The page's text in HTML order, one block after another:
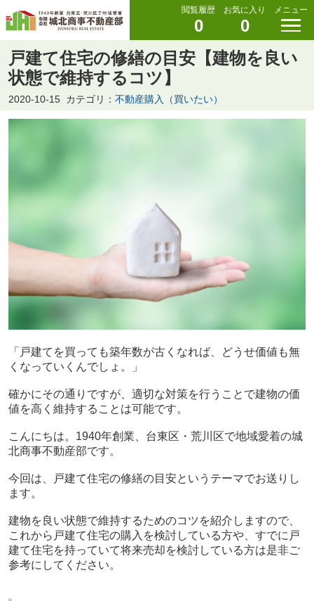
閲覧履歴
0
お気に入り
0
メニュー
戸建て住宅の修繕の目安【建物を良い
状態で維持するコツ】
2020-10-15 カテゴリ： 不動産購入（買いたい）
「戸建てを買っても築年数が古くなれば、どうせ価値も無
くなっていくんでしょ。」
確かにその通りですが、適切な対策を行うことで建物の価
値を高く維持することは可能です。
こんにちは。1940年創業、台東区・荒川区で地域愛着の城
北商事不動産部です。
今回は、戸建て住宅の修繕の目安というテーマでお送りし
ます。
建物を良い状態で維持するためのコツを紹介しますので、
これから戸建て住宅の購入を検討している方や、すでに戸
建て住宅を持っていて将来売却を検討している方は是非ご
参考にしてください。